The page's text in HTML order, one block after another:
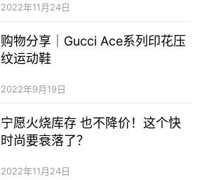
2022年11月24日
购物分享｜Gucci Ace系列印花压
纹运动鞋
2022年9月19日
宁愿火烧库存 也不降价！这个快
时尚要衰落了？
2022年11月24日